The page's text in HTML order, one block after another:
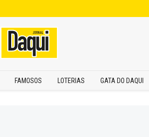
FAMOSOS LOTERIAS GATA DO DAQUI